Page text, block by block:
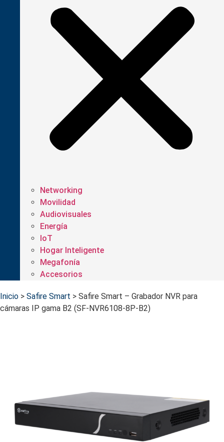
Networking
Movilidad
Audiovisuales
Energía
IoT
Hogar Inteligente
Megafonía
Accesorios
Inicio > Safire Smart > Safire Smart – Grabador NVR para
cámaras IP gama B2 (SF-NVR6108-8P-B2)